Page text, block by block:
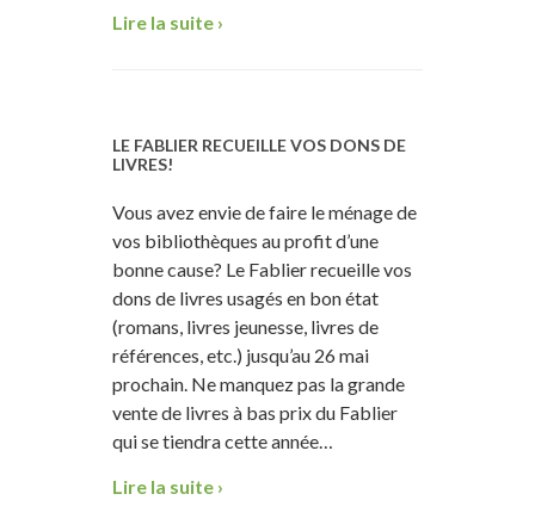
Lire la suite ›
LE FABLIER RECUEILLE VOS DONS DE
LIVRES!
Vous avez envie de faire le ménage de
vos bibliothèques au profit d’une
bonne cause? Le Fablier recueille vos
dons de livres usagés en bon état
(romans, livres jeunesse, livres de
références, etc.) jusqu’au 26 mai
prochain. Ne manquez pas la grande
vente de livres à bas prix du Fablier
qui se tiendra cette année…
Lire la suite ›